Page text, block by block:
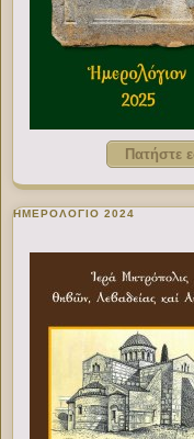
Πατήστε
ΗΜΕΡΟΛΟΓΙΟ 2024